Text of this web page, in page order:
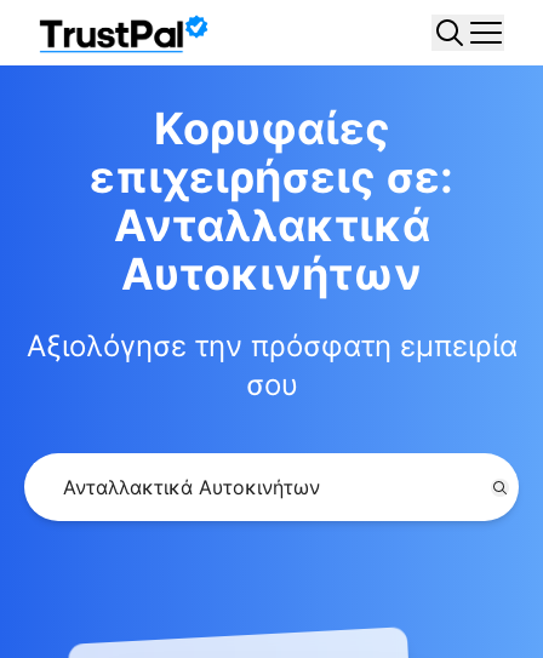
Κορυφαίες
επιχειρήσεις σε:
Ανταλλακτικά
Αυτοκινήτων
Αξιολόγησε την πρόσφατη εμπειρία
σου